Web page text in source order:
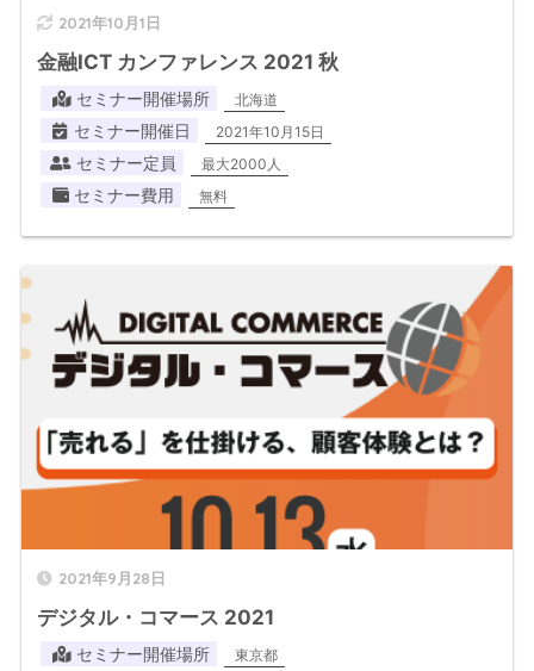
2021年10月1日
金融ICT カンファレンス 2021 秋
セミナー開催場所 北海道
セミナー開催日 2021年10月15日
セミナー定員 最大2000人
セミナー費用 無料
2021年9月28日
デジタル・コマース 2021
セミナー開催場所 東京都